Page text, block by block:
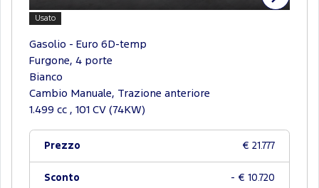
Usato
Gasolio - Euro 6D-temp
Furgone, 4 porte
Bianco
Cambio Manuale, Trazione anteriore
1.499 cc , 101 CV (74KW)
Prezzo € 21.777
Sconto - € 10.720